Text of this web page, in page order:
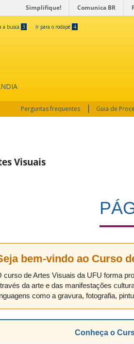
Simplifique! Comunica BR
a busca 3 Ir para o rodapé 4
Perguntas frequentes Guia de
Visuais
bem-vindo ao Curso
curso de Artes Visuais da UFU forma
da arte e das manifestações
como a gravura, fotografia,
Conheça o